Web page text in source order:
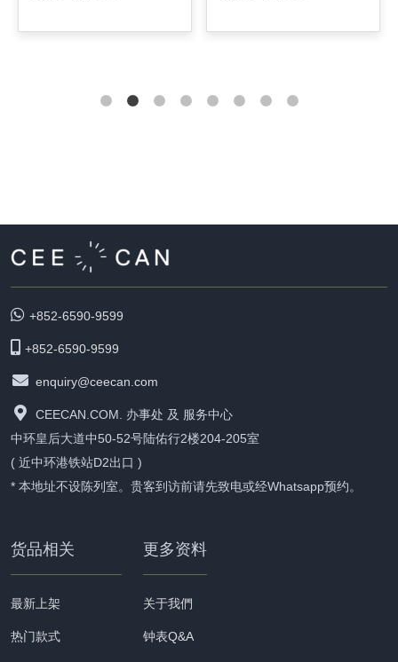
+852-6590-9599
+852-6590-9599
enquiry@ceecan.com
CEECAN.COM. 办事处 及 服务中心
中环皇后大道中50-52号陆佑行2楼204-205室
( 近中环港铁站D2出口 )
* 本地址不设陈列室。贵客到访前请先致电或经Whatsapp预约。
货品相关
最新上架
热门款式
更多资料
关于我們
钟表Q&A